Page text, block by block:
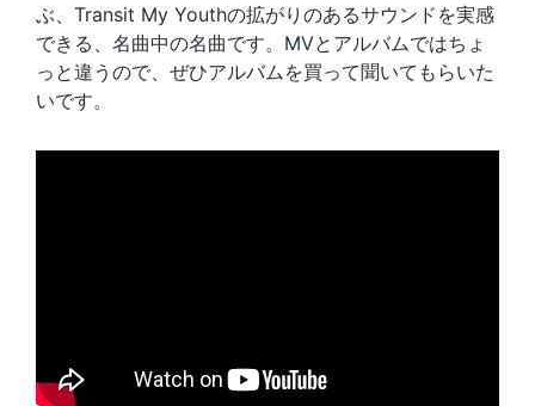
ぶ、Transit My Youthの拡がりのあるサウンドを実感
できる、名曲中の名曲です。MVとアルバムではちょ
っと違うので、ぜひアルバムを買って聞いてもらいた
いです。